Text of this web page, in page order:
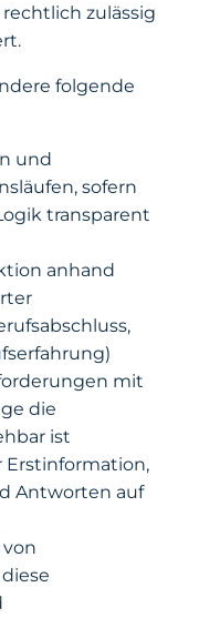
zulässig
folgende
und
sofern
transparent
anhand
mit
die
ist
Erstinformation,
Antworten auf